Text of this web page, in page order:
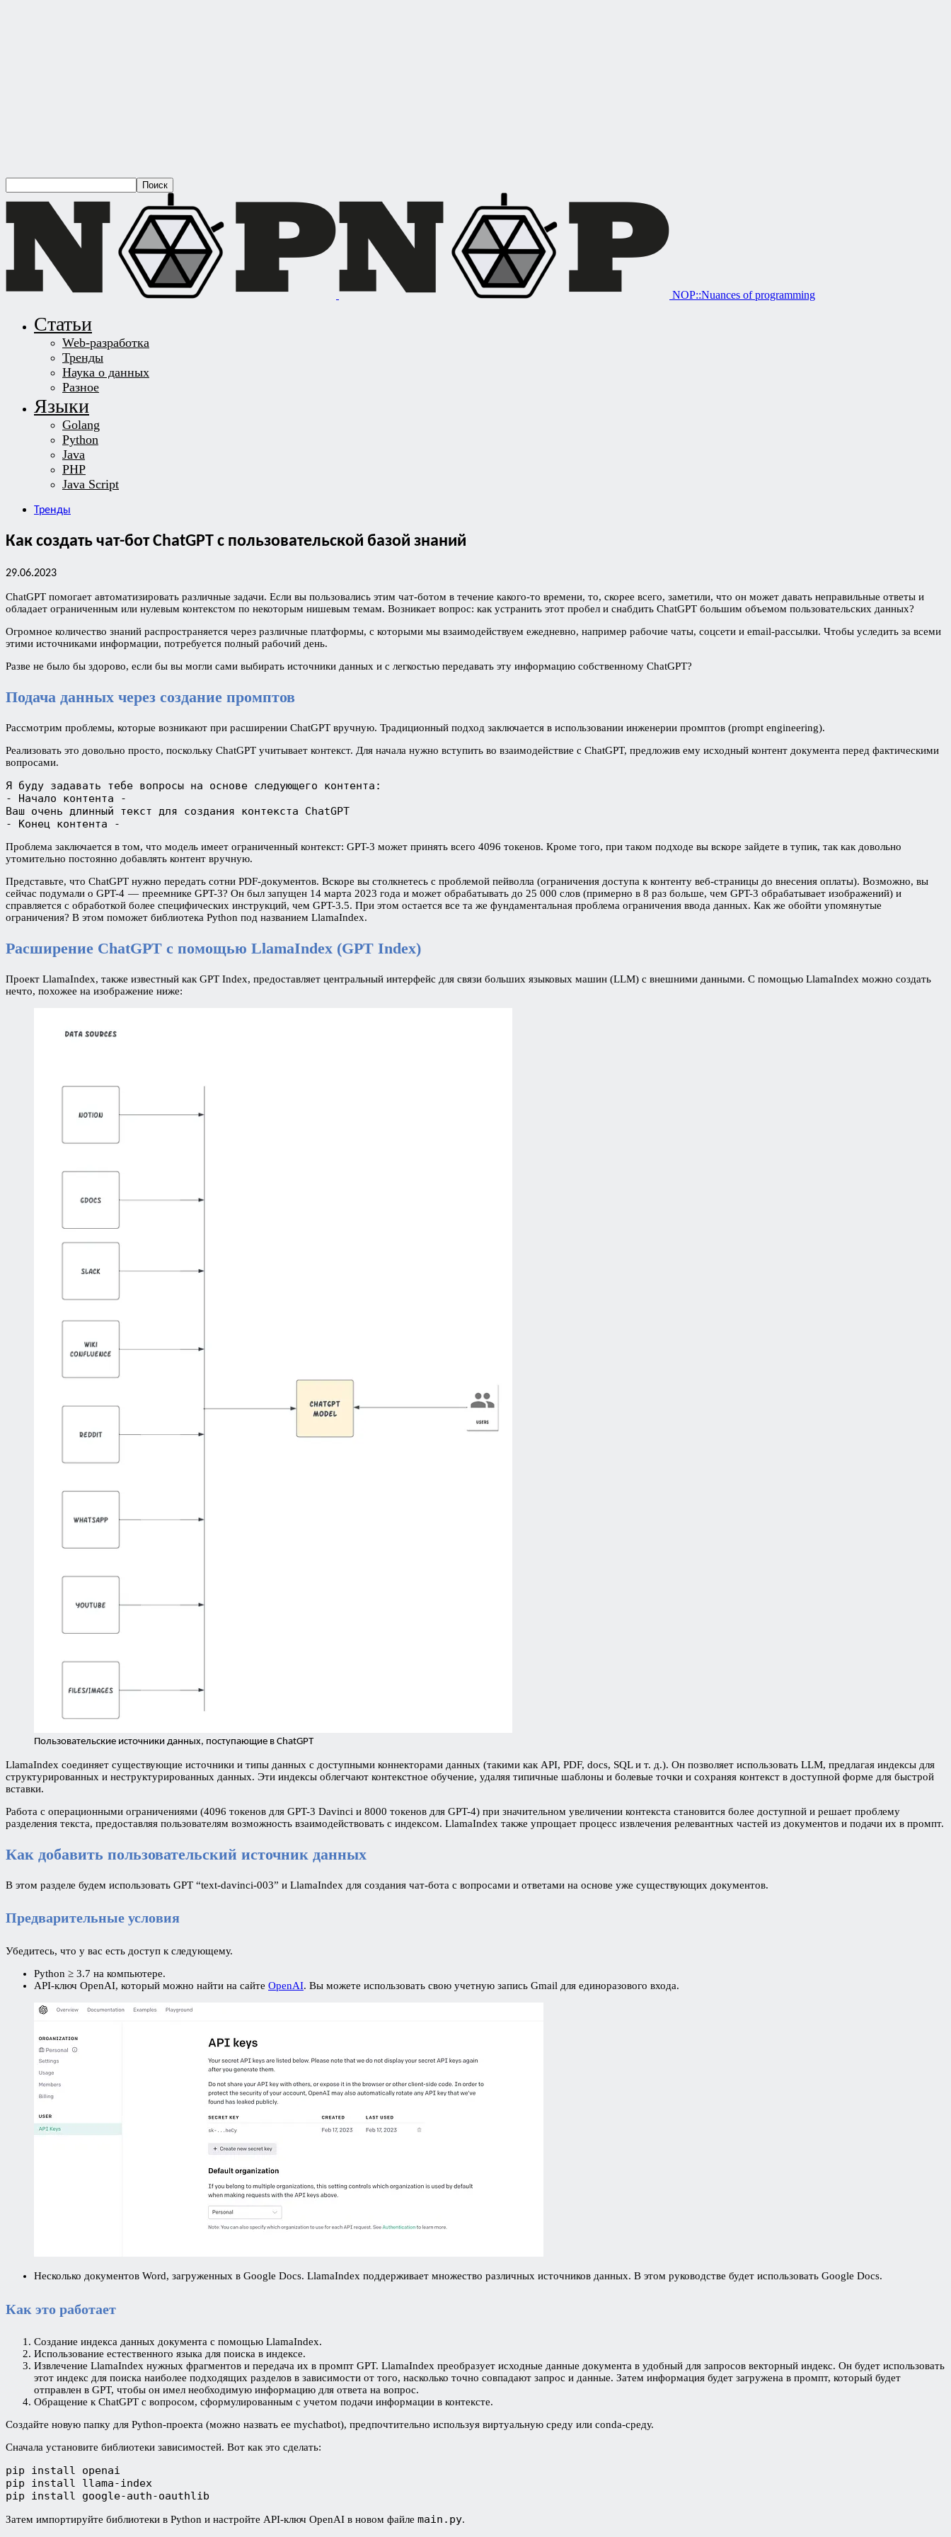
NOP::Nuances of programming
Статьи
Web-разработка
Тренды
Наука о данных
Разное
Языки
Golang
Python
Java
PHP
Java Script
Тренды
Как создать чат-бот ChatGPT с пользовательской базой знаний
29.06.2023
ChatGPT помогает автоматизировать различные задачи. Если вы пользовались этим чат-ботом в течение какого-то времени, то, скорее всего, заметили, что он может давать неправильные ответы и
обладает ограниченным или нулевым контекстом по некоторым нишевым темам. Возникает вопрос: как устранить этот пробел и снабдить ChatGPT большим объемом пользовательских данных?
Огромное количество знаний распространяется через различные платформы, с которыми мы взаимодействуем ежедневно, например рабочие чаты, соцсети и email-рассылки. Чтобы уследить за всеми
этими источниками информации, потребуется полный рабочий день.
Разве не было бы здорово, если бы вы могли сами выбирать источники данных и с легкостью передавать эту информацию собственному ChatGPT?
Подача данных через создание промптов
Рассмотрим проблемы, которые возникают при расширении ChatGPT вручную. Традиционный подход заключается в использовании инженерии промптов (prompt engineering).
Реализовать это довольно просто, поскольку ChatGPT учитывает контекст. Для начала нужно вступить во взаимодействие с ChatGPT, предложив ему исходный контент документа перед фактическими
вопросами.
Я буду задавать тебе вопросы на основе следующего контента:
- Начало контента -
Ваш очень длинный текст для создания контекста ChatGPT
- Конец контента -
Проблема заключается в том, что модель имеет ограниченный контекст: GPT-3 может принять всего 4096 токенов. Кроме того, при таком подходе вы вскоре зайдете в тупик, так как довольно
утомительно постоянно добавлять контент вручную.
Представьте, что ChatGPT нужно передать сотни PDF-документов. Вскоре вы столкнетесь с проблемой пейволла (ограничения доступа к контенту веб-страницы до внесения оплаты). Возможно, вы
сейчас подумали о GPT-4 — преемнике GPT-3? Он был запущен 14 марта 2023 года и может обрабатывать до 25 000 слов (примерно в 8 раз больше, чем GPT-3 обрабатывает изображений) и
справляется с обработкой более специфических инструкций, чем GPT-3.5. При этом остается все та же фундаментальная проблема ограничения ввода данных. Как же обойти упомянутые
ограничения? В этом поможет библиотека Python под названием LlamaIndex.
Расширение ChatGPT с помощью LlamaIndex (GPT Index)
Проект LlamaIndex, также известный как GPT Index, предоставляет центральный интерфейс для связи больших языковых машин (LLM) с внешними данными. С помощью LlamaIndex можно создать
нечто, похожее на изображение ниже:
Пользовательские источники данных, поступающие в ChatGPT
LlamaIndex соединяет существующие источники и типы данных с доступными коннекторами данных (такими как API, PDF, docs, SQL и т. д.). Он позволяет использовать LLM, предлагая индексы для
структурированных и неструктурированных данных. Эти индексы облегчают контекстное обучение, удаляя типичные шаблоны и болевые точки и сохраняя контекст в доступной форме для быстрой
вставки.
Работа с операционными ограничениями (4096 токенов для GPT-3 Davinci и 8000 токенов для GPT-4) при значительном увеличении контекста становится более доступной и решает проблему
разделения текста, предоставляя пользователям возможность взаимодействовать с индексом. LlamaIndex также упрощает процесс извлечения релевантных частей из документов и подачи их в промпт.
Как добавить пользовательский источник данных
В этом разделе будем использовать GPT “text-davinci-003” и LlamaIndex для создания чат-бота с вопросами и ответами на основе уже существующих документов.
Предварительные условия
Убедитесь, что у вас есть доступ к следующему.
Python ≥ 3.7 на компьютере.
API-ключ OpenAI, который можно найти на сайте OpenAI. Вы можете использовать свою учетную запись Gmail для единоразового входа.
Несколько документов Word, загруженных в Google Docs. LlamaIndex поддерживает множество различных источников данных. В этом руководстве будет использовать Google Docs.
Как это работает
Создание индекса данных документа с помощью LlamaIndex.
Использование естественного языка для поиска в индексе.
Извлечение LlamaIndex нужных фрагментов и передача их в промпт GPT. LlamaIndex преобразует исходные данные документа в удобный для запросов векторный индекс. Он будет использовать
этот индекс для поиска наиболее подходящих разделов в зависимости от того, насколько точно совпадают запрос и данные. Затем информация будет загружена в промпт, который будет
отправлен в GPT, чтобы он имел необходимую информацию для ответа на вопрос.
Обращение к ChatGPT с вопросом, сформулированным с учетом подачи информации в контексте.
Создайте новую папку для Python-проекта (можно назвать ее mychatbot), предпочтительно используя виртуальную среду или conda-среду.
Сначала установите библиотеки зависимостей. Вот как это сделать:
pip install openai
pip install llama-index
pip install google-auth-oauthlib
Затем импортируйте библиотеки в Python и настройте API-ключ OpenAI в новом файле main.py.